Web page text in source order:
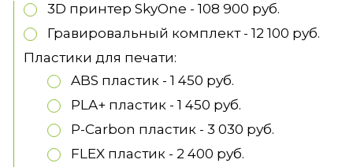
3D принтер SkyOne - 108 900 руб.
Гравировальный комплект - 12 100 руб.
Пластики для печати:
ABS пластик - 1 450 руб.
PLA+ пластик - 1 450 руб.
P-Carbon пластик - 3 030 руб.
FLEX пластик - 2 400 руб.